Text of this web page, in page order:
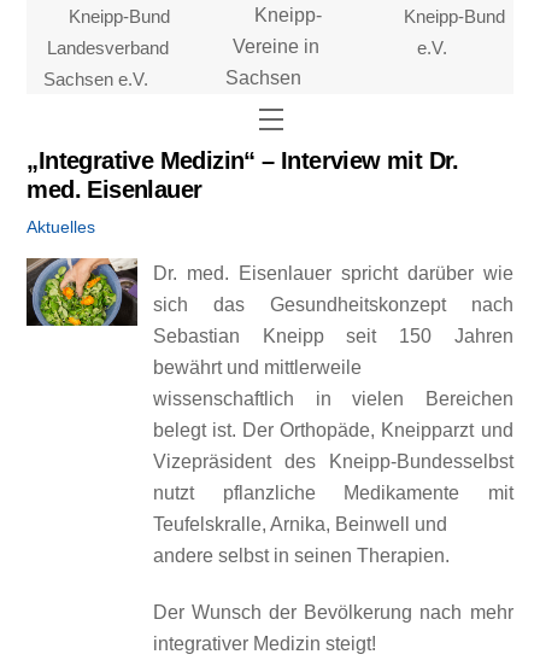
content
Kneipp-Bund
Landesverband
Sachsen e.V.
Kneipp-
Vereine in
Sachsen
Kneipp-Bund
e.V.
Menu
„Integrative Medizin“ – Interview mit Dr.
med. Eisenlauer
Aktuelles
Dr. med. Eisenlauer spricht darüber wie
sich das Gesundheitskonzept nach
Sebastian Kneipp seit 150 Jahren
bewährt und mittlerweile
wissenschaftlich in vielen Bereichen
belegt ist. Der Orthopäde, Kneipparzt und
Vizepräsident des Kneipp-Bundesselbst
nutzt pflanzliche Medikamente mit
Teufelskralle, Arnika, Beinwell und
andere selbst in seinen Therapien.
Der Wunsch der Bevölkerung nach mehr
integrativer Medizin steigt!